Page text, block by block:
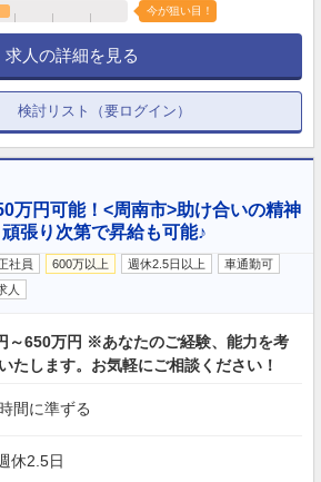
今が狙い目！
求人の詳細を見る
検討リスト（要ログイン）
万円可能！<周南市>助け合いの精神
張り次第で昇給も可能♪
社員 600万以上 週休2.5日以上
車通勤可
人
～650万円 ※あなたのご経験、能力を考
たします。お気軽にご相談ください！
間に準ずる
休2.5日